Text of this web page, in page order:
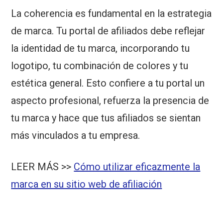
La coherencia es fundamental en la estrategia
de marca. Tu portal de afiliados debe reflejar
la identidad de tu marca, incorporando tu
logotipo, tu combinación de colores y tu
estética general. Esto confiere a tu portal un
aspecto profesional, refuerza la presencia de
tu marca y hace que tus afiliados se sientan
más vinculados a tu empresa.
LEER MÁS >> Cómo utilizar eficazmente la
marca en su sitio web de afiliación